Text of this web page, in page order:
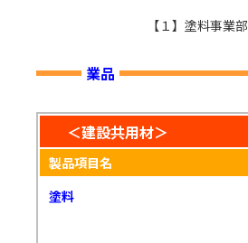
【１】塗料事業部
業品
＜建設共用材＞
製品項目名
塗料